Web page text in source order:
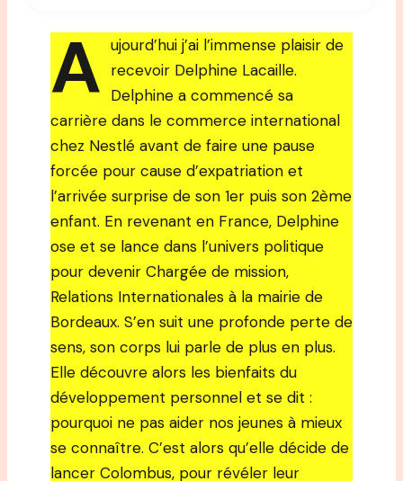
A ujourd’hui j’ai l’immense plaisir de
recevoir Delphine Lacaille.
Delphine a commencé sa
carrière dans le commerce international
chez Nestlé avant de faire une pause
forcée pour cause d’expatriation et
l’arrivée surprise de son 1er puis son 2ème
enfant. En revenant en France, Delphine
ose et se lance dans l’univers politique
pour devenir Chargée de mission,
Relations Internationales à la mairie de
Bordeaux. S’en suit une profonde perte de
sens, son corps lui parle de plus en plus.
Elle découvre alors les bienfaits du
développement personnel et se dit :
pourquoi ne pas aider nos jeunes à mieux
se connaître. C’est alors qu’elle décide de
lancer Colombus, pour révéler leur